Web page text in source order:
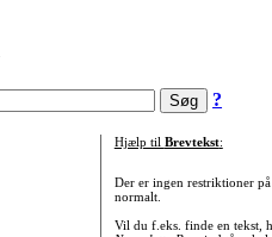
?
Hjælp til Brevtekst:
Der er ingen restriktioner
normalt.
Vil du f.eks. finde en tekst,